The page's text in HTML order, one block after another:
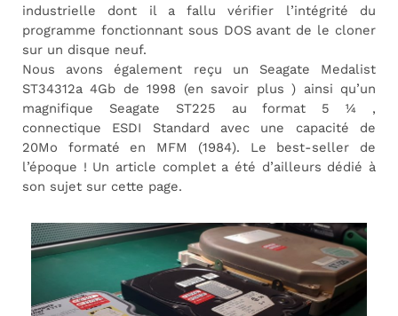
industrielle dont il a fallu vérifier l’intégrité du
programme fonctionnant sous DOS avant de le cloner
sur un disque neuf.
Nous avons également reçu un Seagate Medalist
ST34312a 4Gb de 1998 (en savoir plus ) ainsi qu’un
magnifique Seagate ST225 au format 5 ¼ ,
connectique ESDI Standard avec une capacité de
20Mo formaté en MFM (1984). Le best-seller de
l’époque ! Un article complet a été d’ailleurs dédié à
son sujet sur cette page.